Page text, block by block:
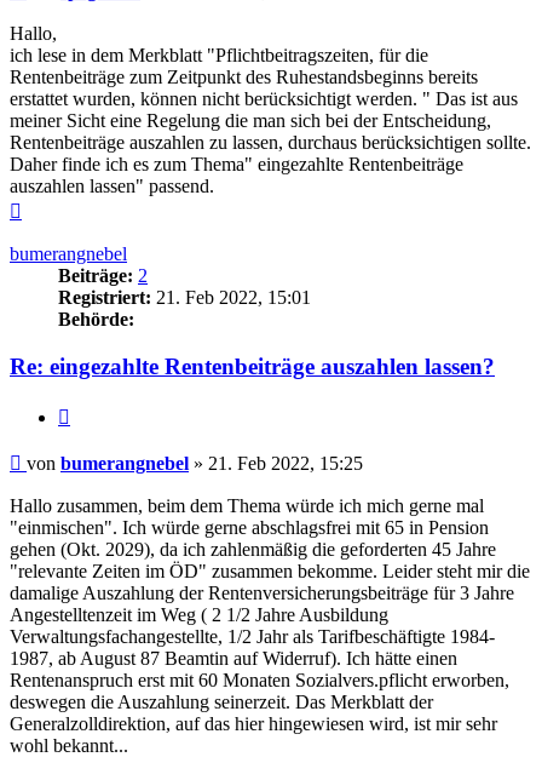
Hallo,
ich lese in dem Merkblatt "Pflichtbeitragszeiten, für die
Rentenbeiträge zum Zeitpunkt des Ruhestandsbeginns bereits
erstattet wurden, können nicht berücksichtigt werden. " Das ist aus
meiner Sicht eine Regelung die man sich bei der Entscheidung,
Rentenbeiträge auszahlen zu lassen, durchaus berücksichtigen sollte.
Daher finde ich es zum Thema" eingezahlte Rentenbeiträge
auszahlen lassen" passend.
bumerangnebel
Beiträge: 2
Registriert: 21. Feb 2022, 15:01
Behörde:
Re: eingezahlte Rentenbeiträge auszahlen lassen?
Beitrag
von bumerangnebel » 21. Feb 2022, 15:25
Hallo zusammen, beim dem Thema würde ich mich gerne mal
"einmischen". Ich würde gerne abschlagsfrei mit 65 in Pension
gehen (Okt. 2029), da ich zahlenmäßig die geforderten 45 Jahre
"relevante Zeiten im ÖD" zusammen bekomme. Leider steht mir die
damalige Auszahlung der Rentenversicherungsbeiträge für 3 Jahre
Angestelltenzeit im Weg ( 2 1/2 Jahre Ausbildung
Verwaltungsfachangestellte, 1/2 Jahr als Tarifbeschäftigte 1984-
1987, ab August 87 Beamtin auf Widerruf). Ich hätte einen
Rentenanspruch erst mit 60 Monaten Sozialvers.pflicht erworben,
deswegen die Auszahlung seinerzeit. Das Merkblatt der
Generalzolldirektion, auf das hier hingewiesen wird, ist mir sehr
wohl bekannt...